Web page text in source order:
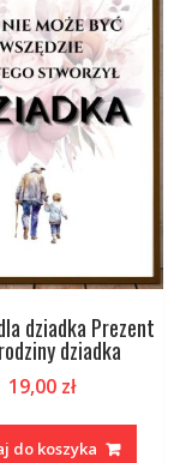
dziadka Prezent
dziadka
19,00 zł
do koszyka